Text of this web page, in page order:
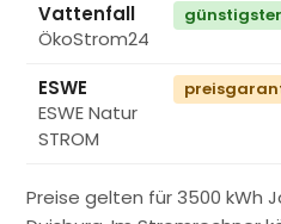
Vattenfall
ÖkoStrom24
günstigster
ESWE
ESWE Natur
STROM
Preise gelten für 3500 kWh